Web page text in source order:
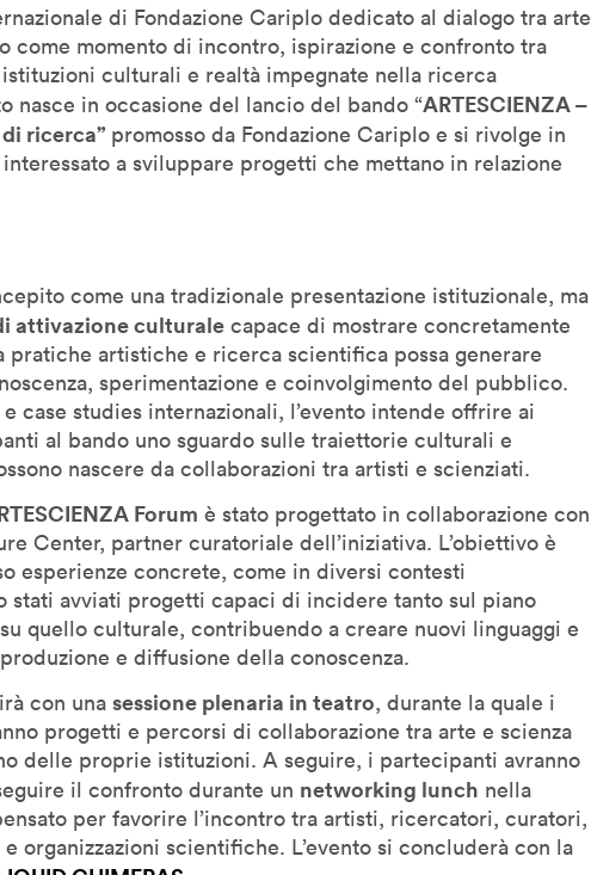
Derrick De Kerckhove
Don Norman
Donatella Della Ratta
Edgar Morin
Fabio Novembre
Foteini Agrafioti
Francesco Paulo Marconi
Francis Ford Coppola
Freddy Paul Grunert
Geert Lovink
Geoff Mulgan
Georges Amar
Gilles Jobin
Giuliana Bruno
Glenn Lyons
Golan Levin
Helen Boaden
Hiroshi Ishii
di Fondazione Cariplo dedicato al dialogo tra arte
come momento di incontro, ispirazione e confronto tra
culturali e realtà impegnate nella ricerca
nasce in occasione del lancio del bando “ARTESCIENZA –
ricerca” promosso da Fondazione Cariplo e si rivolge in
a sviluppare progetti che mettano in relazione
come una tradizionale presentazione istituzionale, ma
attivazione culturale capace di mostrare concretamente
pratiche artistiche e ricerca scientifica possa generare
sperimentazione e coinvolgimento del pubblico.
case studies internazionali, l’evento intende offrire ai
al bando uno sguardo sulle traiettorie culturali e
nascere da collaborazioni tra artisti e scienziati.
Forum è stato progettato in collaborazione con
Center, partner curatoriale dell’iniziativa. L’obiettivo è
esperienze concrete, come in diversi contesti
stati avviati progetti capaci di incidere tanto sul piano
quello culturale, contribuendo a creare nuovi linguaggi e
e diffusione della conoscenza.
con una sessione plenaria in teatro, durante la quale i
progetti e percorsi di collaborazione tra arte e scienza
delle proprie istituzioni. A seguire, i partecipanti avranno
il confronto durante un networking lunch nella
per favorire l’incontro tra artisti, ricercatori, curatori,
organizzazioni scientifiche. L’evento si concluderà con la